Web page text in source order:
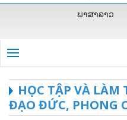
ພາສາລາວ
HỌC TẬP VÀ
ĐẠO ĐỨC, PHONG